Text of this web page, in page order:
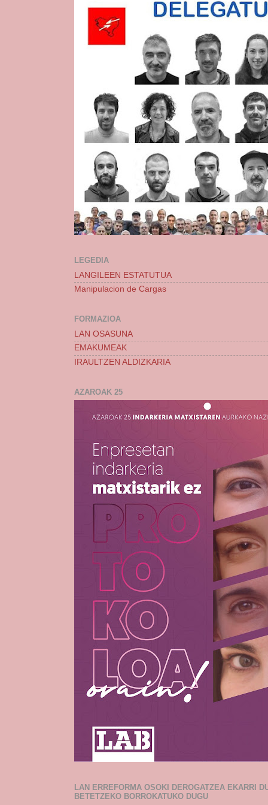
LEGEDIA
LANGILEEN ESTATUTUA
Manipulacion de Cargas
FORMAZIOA
LAN OSASUNA
EMAKUMEAK
IRAULTZEN ALDIZKARIA
AZAROAK 25
LAN ERREFORMA OSOKI DEROGATZEA EKARRI
BETETZEKO BORROKATUKO DUGU